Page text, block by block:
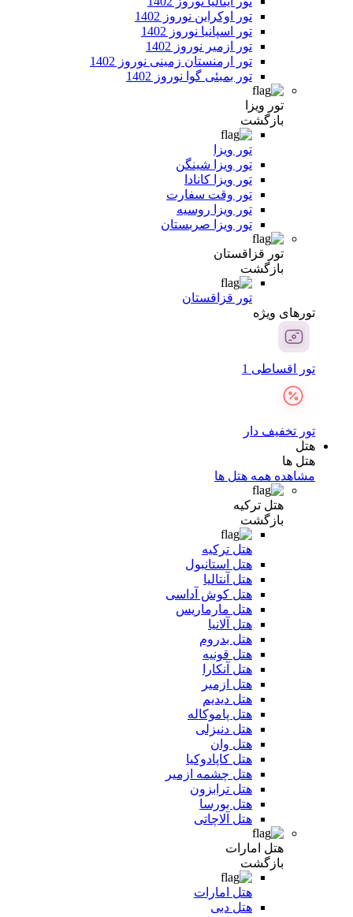
تور اوکراین نوروز 1402
تور اسپانیا نوروز 1402
تور ازمیر نوروز 1402
تور ارمنستان زمینی نوروز 1402
تور بمبئی گوا نوروز 1402
تور ویزا
بازگشت
تور ویزا
تور ویزا شینگن
تور ویزا کانادا
تور وقت سفارت
تور ویزا روسیه
تور ویزا صربستان
تور قزاقستان
بازگشت
تور قزاقستان
تور‌های ویژه
تور اقساطی 1
تور تخفیف دار
هتل
هتل ها
مشاهده همه هتل ها
هتل ترکیه
بازگشت
هتل ترکیه
هتل استانبول
هتل آنتالیا
هتل کوش آداسی
هتل مارماریس
هتل آلانیا
هتل بدروم
هتل قونیه
هتل آنکارا
هتل ازمیر
هتل دیدیم
هتل پاموکاله
هتل دنیزلی
هتل وان
هتل کاپادوکیا
هتل چشمه ازمیر
هتل ترابزون
هتل بورسا
هتل آلاچاتی
هتل امارات
بازگشت
هتل امارات
هتل دبی